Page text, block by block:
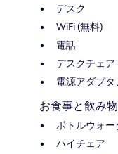
デスク
WiFi (無料)
電話
デスクチェア
電源アダプタ
お食事と飲み物
ボトルウォー
ハイチェア